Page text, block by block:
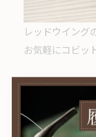
レッドウイング
お気軽にコビッ
＊＊＊＊＊＊＊
岡山市北区表町